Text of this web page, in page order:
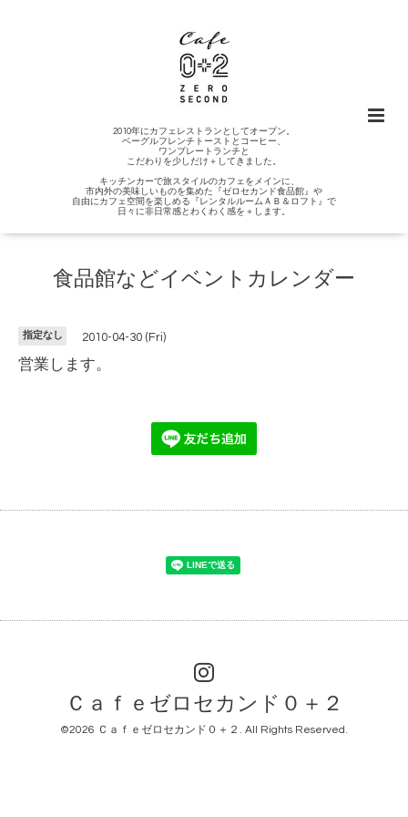
2010年にカフェレストランとしてオープン。
ベーグルフレンチトーストとコーヒー、
ワンプレートランチと
こだわりを少しだけ＋してきました。
キッチンカーで旅スタイルのカフェをメインに、
市内外の美味しいものを集めた『ゼロセカンド食品館』や
自由にカフェ空間を楽しめる『レンタルルームＡＢ＆ロフト』で
日々に非日常感とわくわく感を＋します。
食品館などイベントカレンダー
指定なし 2010-04-30 (Fri)
営業します。
Ｃａｆｅゼロセカンド０＋２
©2026 Ｃａｆｅゼロセカンド０＋２ . All Rights Reserved.